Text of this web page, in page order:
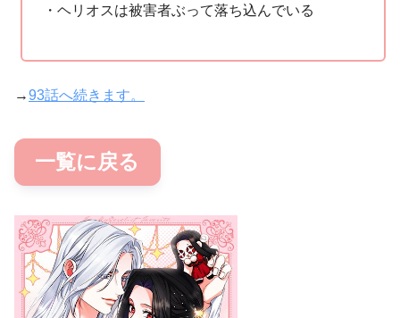
・ヘリオスは被害者ぶって落ち込んでいる
→93話へ続きます。
一覧に戻る